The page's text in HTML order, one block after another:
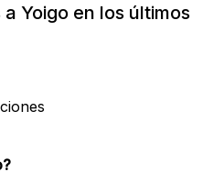
Yoigo en los últimos